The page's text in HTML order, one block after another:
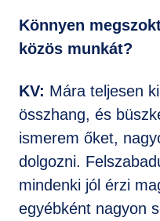
Könnyen
közös munkát?
KV: Mára teljesen
összhang, és
ismerem őket,
dolgozni.
mindenki jól érzi
egyébként nagyon